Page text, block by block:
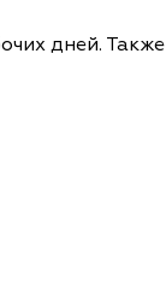
дней. Также